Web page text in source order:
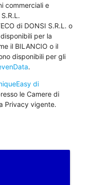
commerciali e
di DONSI S.R.L. o
per la
il BILANCIO o il
disponibili per gli
.
di
le Camere di
Privacy vigente.